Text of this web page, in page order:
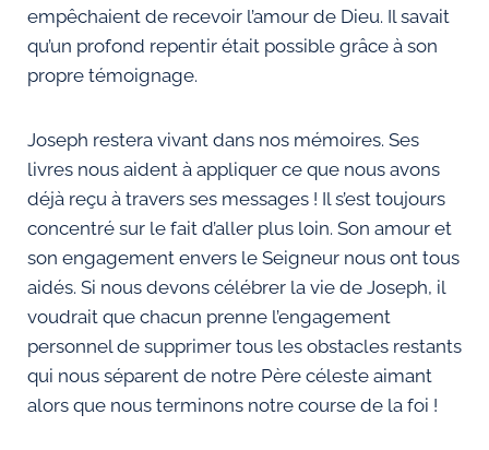
empêchaient de recevoir l’amour de Dieu. Il savait
qu’un profond repentir était possible grâce à son
propre témoignage.
Joseph restera vivant dans nos mémoires. Ses
livres nous aident à appliquer ce que nous avons
déjà reçu à travers ses messages ! Il s’est toujours
concentré sur le fait d’aller plus loin. Son amour et
son engagement envers le Seigneur nous ont tous
aidés. Si nous devons célébrer la vie de Joseph, il
voudrait que chacun prenne l’engagement
personnel de supprimer tous les obstacles restants
qui nous séparent de notre Père céleste aimant
alors que nous terminons notre course de la foi !